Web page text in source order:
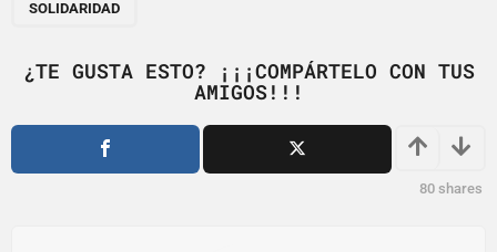
o
SOLIDARIDAD
¿TE GUSTA ESTO? ¡¡¡COMPÁRTELO CON TUS
AMIGOS!!!
80 shares